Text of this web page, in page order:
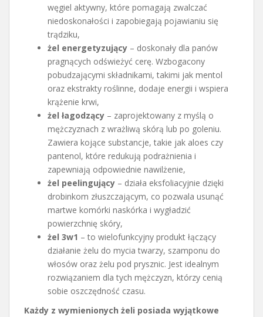
węgiel aktywny, które pomagają zwalczać
niedoskonałości i zapobiegają pojawianiu się
trądziku,
żel energetyzujący – doskonały dla panów
pragnących odświeżyć cerę. Wzbogacony
pobudzającymi składnikami, takimi jak mentol
oraz ekstrakty roślinne, dodaje energii i wspiera
krążenie krwi,
żel łagodzący – zaprojektowany z myślą o
mężczyznach z wrażliwą skórą lub po goleniu.
Zawiera kojące substancje, takie jak aloes czy
pantenol, które redukują podrażnienia i
zapewniają odpowiednie nawilżenie,
żel peelingujący – działa eksfoliacyjnie dzięki
drobinkom złuszczającym, co pozwala usunąć
martwe komórki naskórka i wygładzić
powierzchnię skóry,
żel 3w1 – to wielofunkcyjny produkt łączący
działanie żelu do mycia twarzy, szamponu do
włosów oraz żelu pod prysznic. Jest idealnym
rozwiązaniem dla tych mężczyzn, którzy cenią
sobie oszczędność czasu.
Każdy z wymienionych żeli posiada wyjątkowe